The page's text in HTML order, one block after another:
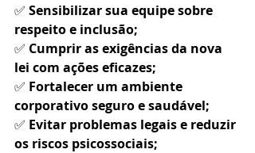
✅ Sensibilizar sua equipe sobre
respeito e inclusão;
✅ Cumprir as exigências da nova
lei com ações eficazes;
✅ Fortalecer um ambiente
corporativo seguro e saudável;
✅ Evitar problemas legais e reduzir
os riscos psicossociais;